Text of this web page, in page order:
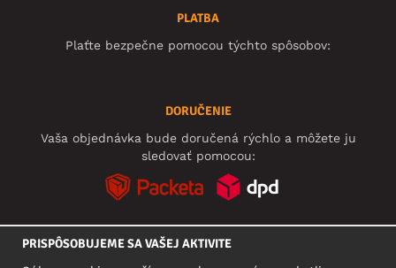
PLATBA
Plaťte bezpečne pomocou týchto spôsobov:
DORUČENIE
Vaša objednávka bude doručená rýchlo a môžete ju
sledovať pomocou:
PRISPÔSOBUJEME SA VAŠEJ AKTIVITE